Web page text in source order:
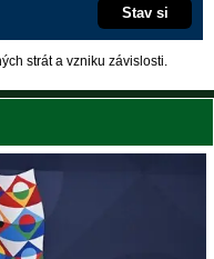
Stav si
strát a vzniku závislosti.